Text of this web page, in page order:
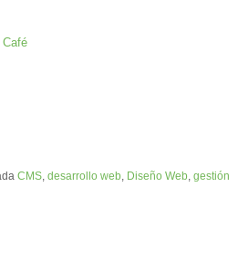
CMS, desarrollo web, Diseño Web, gestión